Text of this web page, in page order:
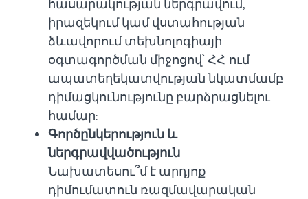
հասարակության ներգրավում,
իրազեկում կամ վստահության
ձևավորում տեխնոլոգիայի
օգտագործման միջոցով՝ ՀՀ-ում
ապատեղեկատվության նկատմամբ
դիմացկունությունը բարձրացնելու
համար:
Գործընկերություն և
ներգրավվածություն
Նախատեսու՞մ է արդյոք
դիմումատուն ռազմավարական